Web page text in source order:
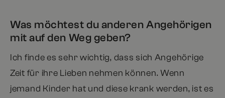
Was möchtest du anderen Angehörigen
mit auf den Weg geben?
Ich finde es sehr wichtig, dass sich Angehörige
Zeit für ihre Lieben nehmen können. Wenn
jemand Kinder hat und diese krank werden, ist es